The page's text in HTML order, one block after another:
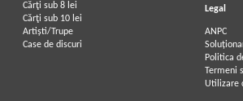
Cărţi sub 8 lei
Cărţi sub 10 lei
Artiști/Trupe
Case de discuri
Legal
ANPC
Politica
Termeni
Utilizare